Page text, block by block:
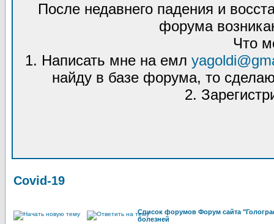
После недавнего падения и
форума
Что
1. Написать мне на емл
найду в базе форума, то
2.
Covid-19
Список форумов Форум сайта
болезней